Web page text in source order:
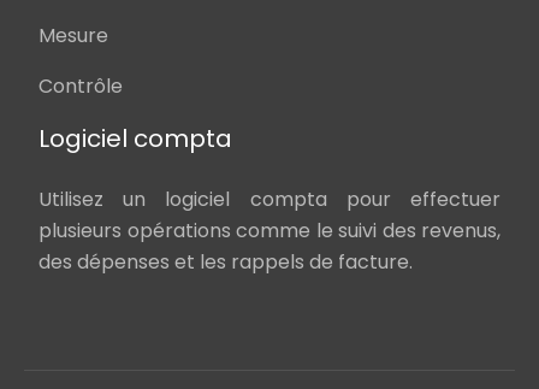
Mesure
Contrôle
Logiciel compta
Utilisez un logiciel compta pour effectuer
plusieurs opérations comme le suivi des revenus,
des dépenses et les rappels de facture.